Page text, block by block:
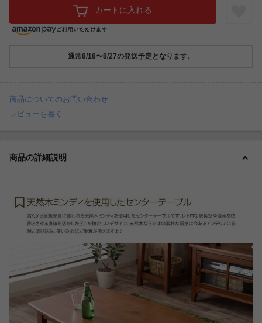
カートに入れる
通常8/18〜8/27の発送予定となります。
商品についてのお問い合わせ
レビューを書く
商品の詳細説明